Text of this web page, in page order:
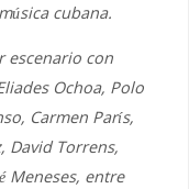
cubana.
escenario con
Ochoa, Polo
Carmen París,
David Torrens,
Meneses, entre